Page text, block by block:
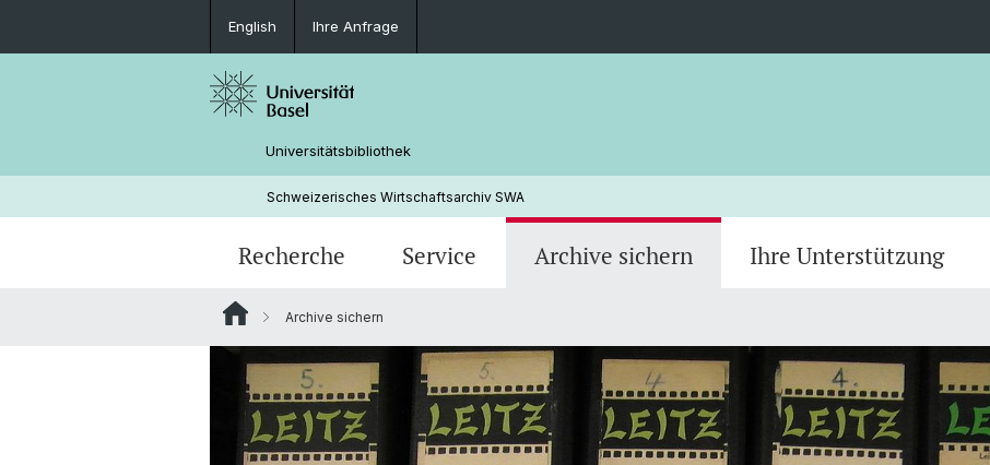
English Ihre Anfrage
Universitätsbibliothek
Schweizerisches Wirtschaftsarchiv SWA
Recherche
Informationen
Service Archive sichern Ihre Unterstützung
Archive sichern